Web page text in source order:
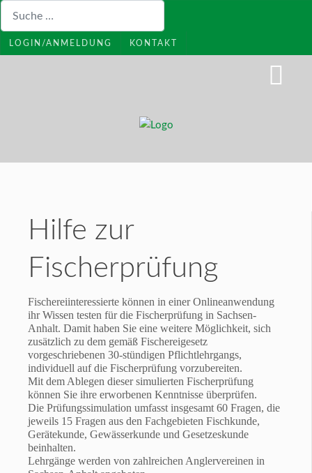
LOGIN/ANMELDUNG KONTAKT
Hilfe zur
Fischerprüfung
Fischereiinteressierte können in einer Onlineanwendung
ihr Wissen testen für die Fischerprüfung in Sachsen-
Anhalt. Damit haben Sie eine weitere Möglichkeit, sich
zusätzlich zu dem gemäß Fischereigesetz
vorgeschriebenen 30-stündigen Pflichtlehrgangs,
individuell auf die Fischerprüfung vorzubereiten.
Mit dem Ablegen dieser simulierten Fischerprüfung
können Sie ihre erworbenen Kenntnisse überprüfen.
Die Prüfungssimulation umfasst insgesamt 60 Fragen, die
jeweils 15 Fragen aus den Fachgebieten Fischkunde,
Gerätekunde, Gewässerkunde und Gesetzeskunde
beinhalten.
Lehrgänge werden von zahlreichen Anglervereinen in